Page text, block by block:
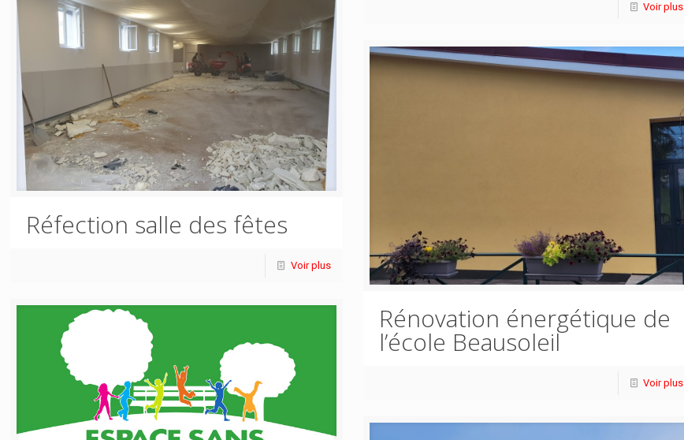
Voir plus
Réfection salle des fêtes
Voir plus
Rénovation énergétique de
l’école Beausoleil
Voir plus